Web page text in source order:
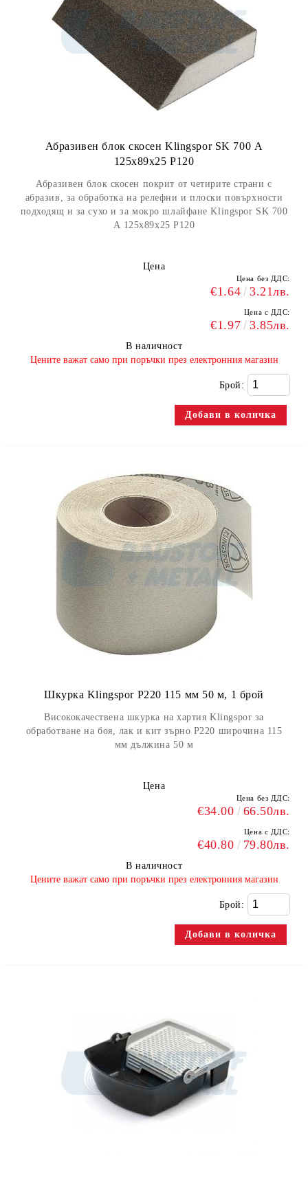
Абразивен блок скосен Klingspor SK 700 А
125x89x25 P120
Абразивен блок скосен покрит от четирите страни с
абразив, за обработка на релефни и плоски повърхности
подходящ и за сухо и за мокро шлайфане Klingspor SK 700
А 125x89x25 P120
Цена
Цена без ДДС:
€1.64 3.21лв.
Цена с ДДС:
€1.97 3.85лв.
В наличност
​Цените важат само при поръчки през електронния магазин
Брой:
Шкурка Klingspor P220 115 мм 50 м, 1 брой
Висококачествена шкурка на хартия Klingspor за
обработване на боя, лак и кит зърно Р220 широчина 115
мм дължина 50 м
Цена
Цена без ДДС:
€34.00 66.50лв.
Цена с ДДС:
€40.80 79.80лв.
В наличност
​Цените важат само при поръчки през електронния магазин
Брой: